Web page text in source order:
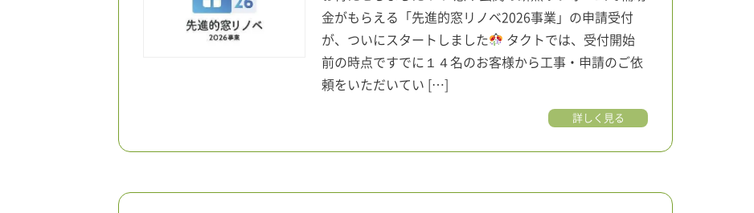
金がもらえる「先進的窓リノベ2026事業」の申請受付
が、ついにスタートしました
タクトでは、受付開始
前の時点ですでに１４名のお客様から工事・申請のご依
頼をいただいてい […]
詳しく見る